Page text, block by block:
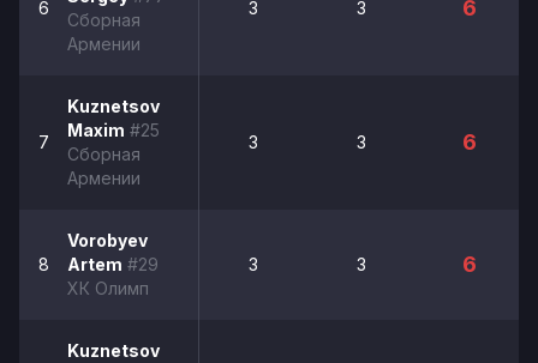
6
Сборная
Армении
3 3 6
7
Kuznetsov
Maxim #25
Сборная
Армении
3 3 6
8
Vorobyev
Artem #29
ХК Олимп
3 3 6
Kuznetsov